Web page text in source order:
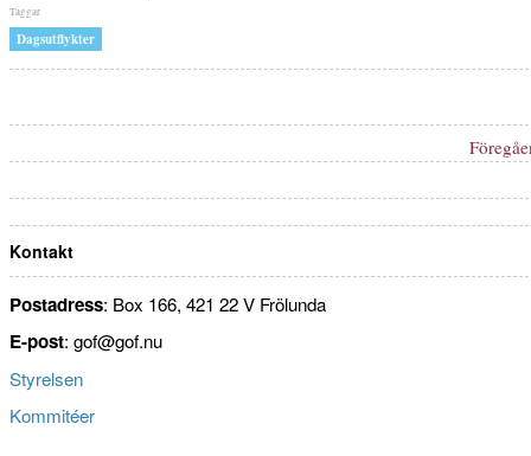
Etiketter
Dagsutflykter
Kontakt
Postadress: Box 166, 421 22 V Frölunda
E-post: gof@gof.nu
Styrelsen
Kommitéer